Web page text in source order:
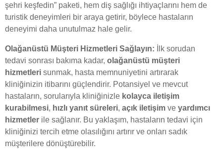
şehri keşfedin” paketi, hem diş sağlığı ihtiyaçlarını hem de
turistik deneyimleri bir araya getirir, böylece hastaların
deneyimi daha unutulmaz hale gelir.
Olağanüstü Müşteri Hizmetleri Sağlayın: İlk sorudan
tedavi sonrası bakıma kadar, olağanüstü müşteri
hizmetleri sunmak, hasta memnuniyetini artırarak
kliniğinizin itibarını güçlendirir. Potansiyel ve mevcut
hastaların, sorularıyla kliniğinizle kolayca iletişim
kurabilmesi, hızlı yanıt süreleri, açık iletişim ve yardımcı
hizmetler ile sağlanır. Bu yaklaşım, hastaların tedavi için
kliniğinizi tercih etme olasılığını artırır ve onları sadık
müşterilere dönüştürebilir.